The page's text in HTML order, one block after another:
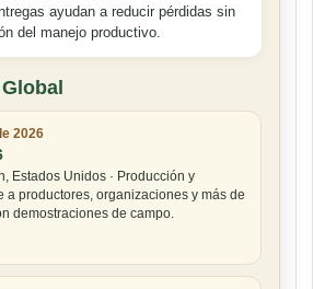
ayudan a reducir pérdidas sin
del manejo productivo.
2026
Estados Unidos · Producción y
a productores, organizaciones y más de
demostraciones de campo.